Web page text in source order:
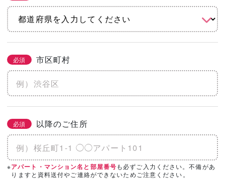
必須 市区町村
必須 以降のご住所
※アパート・マンション名と部屋番号も必ずご入力ください。不備があ
りますと資料送付やご連絡ができないためご注意ください。